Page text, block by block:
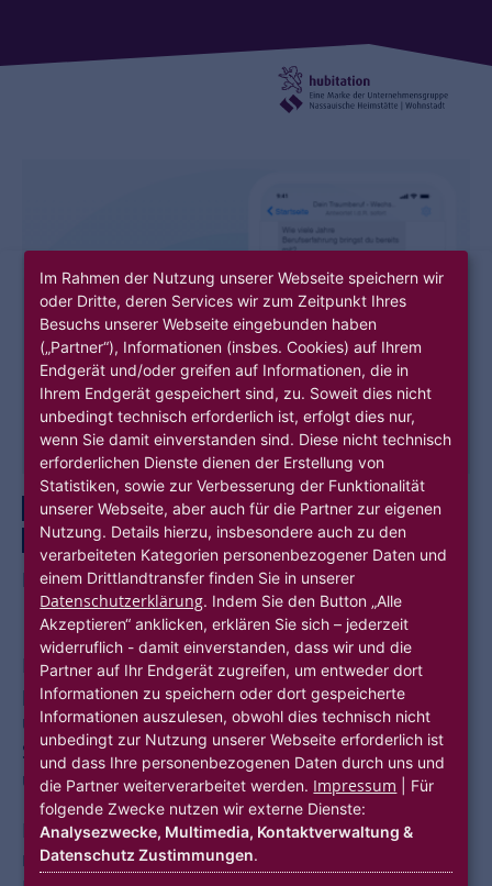
HUMAN RESOURCES NEW WORK
UNTERNEHMENSPROZESSE
HUBITATION
RECRUITING PER CHATBOT
Inga
Mit dem Recruiting Chatbotinga.werden
passende Bewerber:innen über bisher
unkonventionelle digitale Kanäle auf
Stellenausschreibungen aufmerksam gemacht
und für die Stelle passend vorqualifiziert.
Im Rahmen einer Pilot-Ausschreibung konnte
mit Hilfe von inga. eine Stelle im IT-Bereich der
Im Rahmen der Nutzung unserer Webseite speichern wir
oder Dritte, deren Services wir zum Zeitpunkt Ihres
Besuchs unserer Webseite eingebunden haben
(„Partner“), Informationen (insbes. Cookies) auf Ihrem
Endgerät und/oder greifen auf Informationen, die in
Ihrem Endgerät gespeichert sind, zu. Soweit dies nicht
unbedingt technisch erforderlich ist, erfolgt dies nur,
wenn Sie damit einverstanden sind. Diese nicht technisch
erforderlichen Dienste dienen der Erstellung von
Statistiken, sowie zur Verbesserung der Funktionalität
unserer Webseite, aber auch für die Partner zur eigenen
Nutzung. Details hierzu, insbesondere auch zu den
verarbeiteten Kategorien personenbezogener Daten und
einem Drittlandtransfer finden Sie in unserer
Datenschutzerklärung. Indem Sie den Button „Alle
Akzeptieren“ anklicken, erklären Sie sich – jederzeit
widerruflich - damit einverstanden, dass wir und die
Partner auf Ihr Endgerät zugreifen, um entweder dort
Informationen zu speichern oder dort gespeicherte
Informationen auszulesen, obwohl dies technisch nicht
unbedingt zur Nutzung unserer Webseite erforderlich ist
und dass Ihre personenbezogenen Daten durch uns und
die Partner weiterverarbeitet werden. Impressum | Für
folgende Zwecke nutzen wir externe Dienste:
Analysezwecke, Multimedia, Kontaktverwaltung &
Datenschutz Zustimmungen.